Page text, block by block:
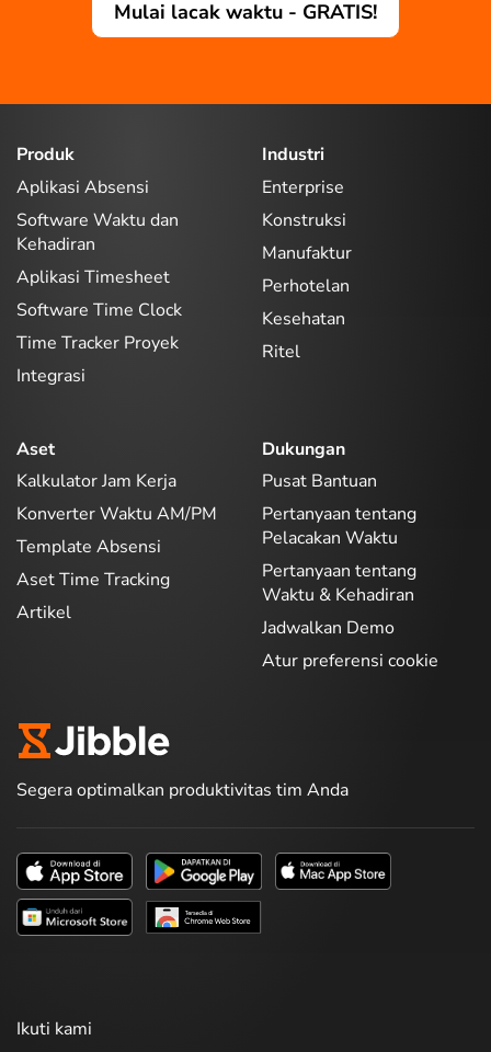
Mulai lacak waktu - GRATIS!
Produk
Aplikasi Absensi
Software Waktu dan
Kehadiran
Aplikasi Timesheet
Software Time Clock
Time Tracker Proyek
Integrasi
Industri
Enterprise
Konstruksi
Manufaktur
Perhotelan
Kesehatan
Ritel
Aset
Kalkulator Jam Kerja
Konverter Waktu AM/PM
Template Absensi
Aset Time Tracking
Artikel
Dukungan
Pusat Bantuan
Pertanyaan tentang
Pelacakan Waktu
Pertanyaan tentang
Waktu & Kehadiran
Jadwalkan Demo
Atur preferensi cookie
Segera optimalkan produktivitas tim Anda
Ikuti kami